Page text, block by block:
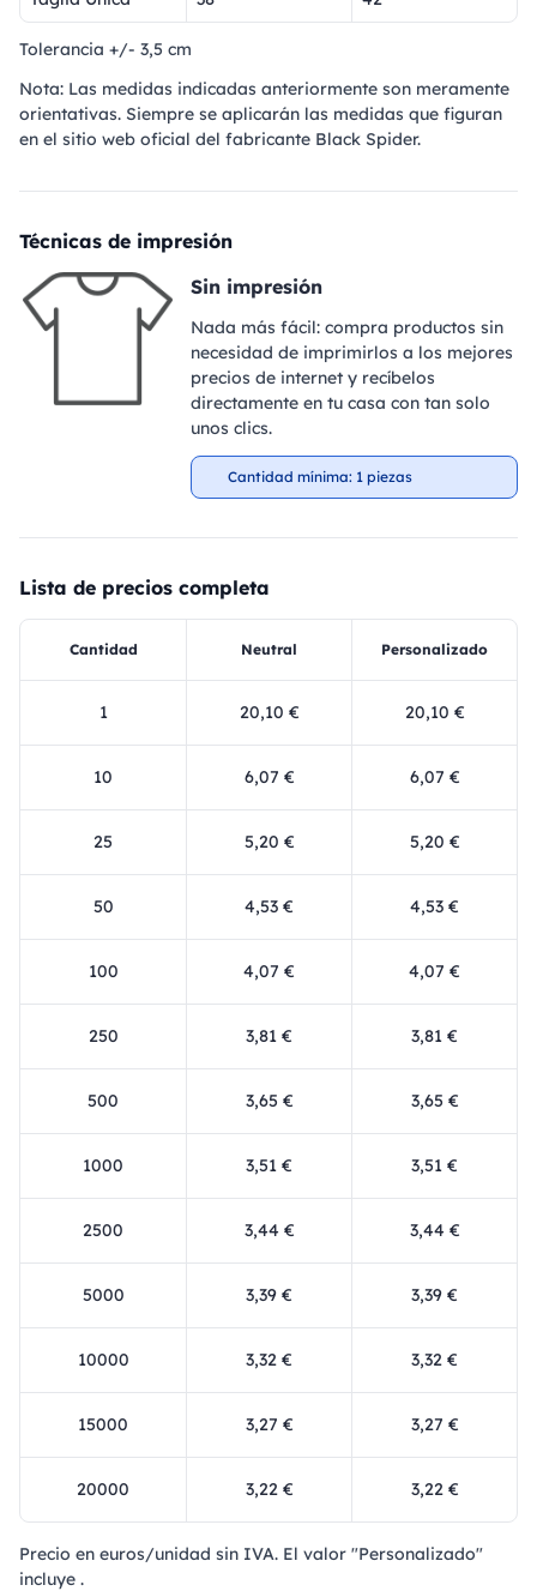
Tolerancia +/- 3,5 cm
Nota: Las medidas indicadas anteriormente son meramente
orientativas. Siempre se aplicarán las medidas que figuran
en el sitio web oficial del fabricante Black Spider.
Técnicas de impresión
Sin impresión
Nada más fácil: compra productos sin
necesidad de imprimirlos a los mejores
precios de internet y recíbelos
directamente en tu casa con tan solo
unos clics.
Cantidad mínima: 1 piezas
Lista de precios completa
Cantidad Neutral Personalizado
1 20,10 € 20,10 €
10 6,07 € 6,07 €
25 5,20 € 5,20 €
50 4,53 € 4,53 €
100 4,07 € 4,07 €
250 3,81 € 3,81 €
500 3,65 € 3,65 €
1000 3,51 € 3,51 €
2500 3,44 € 3,44 €
5000 3,39 € 3,39 €
10000 3,32 € 3,32 €
15000 3,27 € 3,27 €
20000 3,22 € 3,22 €
Precio en euros/unidad sin IVA. El valor "Personalizado"
incluye .